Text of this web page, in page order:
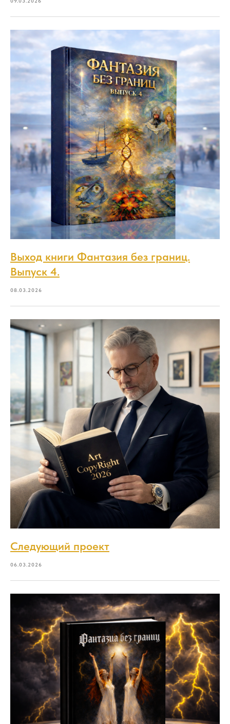
Выход книги Фантазия без границ.
Выпуск 4.
08.03.2026
Следующий проект
06.03.2026